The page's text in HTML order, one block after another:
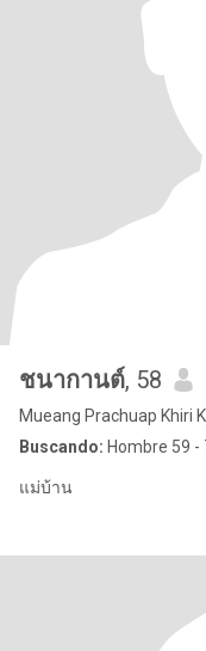
ชนากานต์, 58
Mueang Prachuap Khiri
Buscando: Hombre 59 -
แม่บ้าน